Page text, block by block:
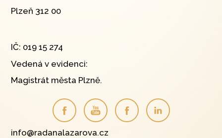
Plzeň 312 00
IČ: 019 15 274
Vedená v evidenci:
Magistrát města Plzně.
info@radanalazarova.cz